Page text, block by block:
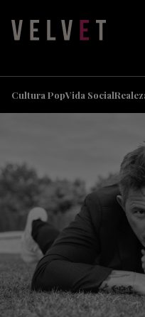
Cultura PopVida Social